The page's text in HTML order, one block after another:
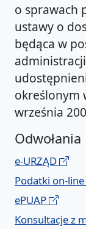
o sprawach
ustawy o
będąca w
określonym
września
Odwołania
e-URZĄD
Podatki on-line
ePUAP
Konsultacje z